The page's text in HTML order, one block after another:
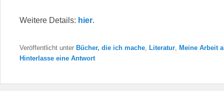
Weitere Details: hier.
Veröffentlicht unter Bücher, die ich mache, Literatur, Meine Arbeit
Hinterlasse eine Antwort